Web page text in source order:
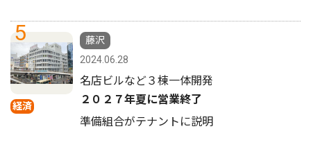
5
経済
藤沢
2024.06.28
名店ビルなど３棟一体開発
２０２７年夏に営業終了
準備組合がテナントに説明